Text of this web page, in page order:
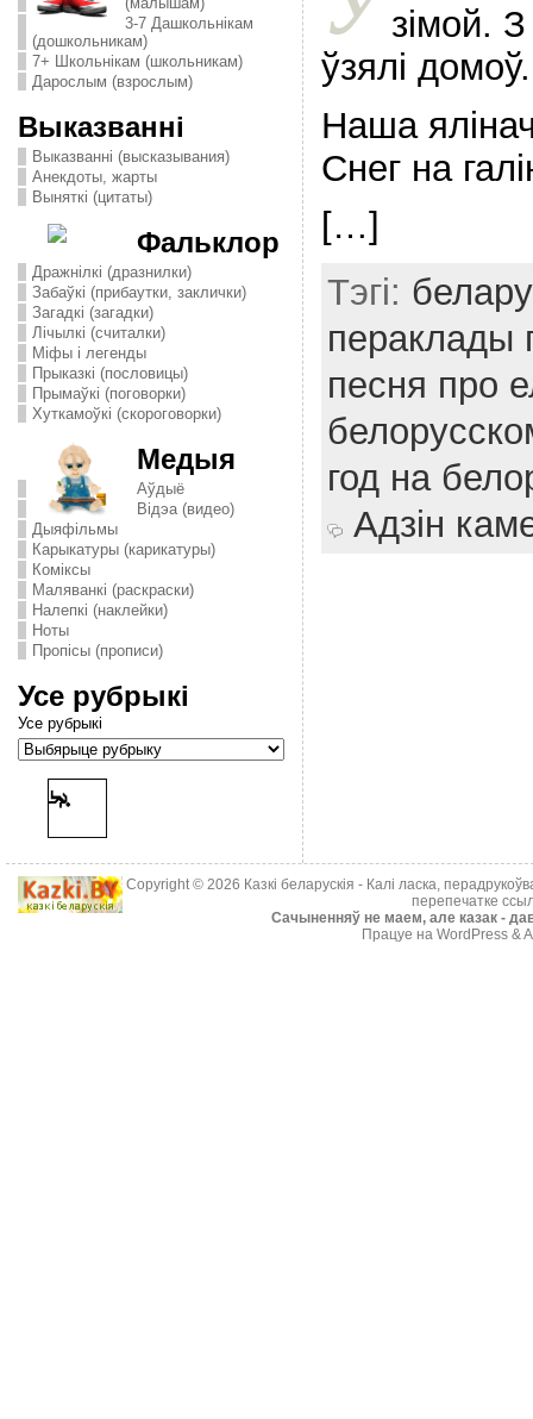
3-7 Дашкольнікам
(дошкольникам)
7+ Школьнікам (школьникам)
Дарослым (взрослым)
Выказванні
Выказванні (высказывания)
Анекдоты, жарты
Выняткі (цитаты)
Фальклор
Дражнілкі (дразнилки)
Забаўкі (прибаутки, заклички)
Загадкі (загадки)
Лічылкі (считалки)
Міфы і легенды
Прыказкі (пословицы)
Прымаўкі (поговорки)
Хуткамоўкі (скороговорки)
Медыя
Аўдыё
Відэа (видео)
Дыяфільмы
Карыкатуры (карикатуры)
Комiксы
Маляванкі (раскраски)
Налепкі (наклейки)
Ноты
Пропісы (прописи)
Усе рубрыкі
Усе рубрыкі
зімой.
ўзялі домоў.
Наша
Снег на
[…]
Тэгі:
пераклады
песня про
год на
Адзін
Copyright © 2026 Казкі беларускія - Калі ласка,
перепечатке
Cачыненняў не маем, але казак -
Працуе на WordPress &